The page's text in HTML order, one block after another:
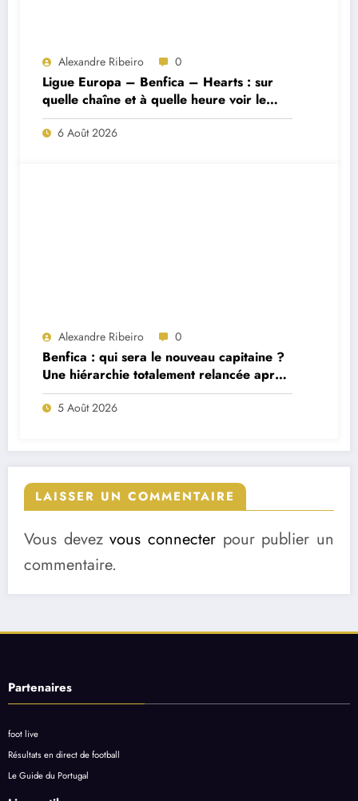
Alexandre Ribeiro 0
Ligue Europa – Benfica – Hearts : sur
quelle chaîne et à quelle heure voir le
match ?
6 Août 2026
Alexandre Ribeiro 0
Benfica : qui sera le nouveau capitaine ?
Une hiérarchie totalement relancée après
deux départs majeurs
5 Août 2026
LAISSER UN COMMENTAIRE
Vous devezvous connecter pour publier un
commentaire.
Partenaires
foot live
Résultats en direct de football
Le Guide du Portugal